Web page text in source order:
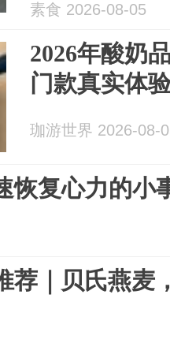
素食 2026-08-05
2026年酸奶
门款真实体
珈游世界 2026-08-
恢复心力的小
荐｜贝氏燕麦